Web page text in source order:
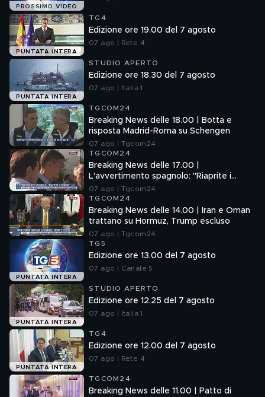
PROSSIMO VIDEO
PUNTATA INTERA
TG4
Edizione ore 19.00 del 7 agosto
07 ago | Rete 4
PUNTATA INTERA
STUDIO APERTO
Edizione ore 18.30 del 7 agosto
07 ago | Italia 1
TGCOM24
Breaking News delle 18.00 | Botta e
risposta Madrid-Roma su Schengen
07 ago | Tgcom24
TGCOM24
Breaking News delle 17.00 |
L'avvertimento spagnolo: "Riaprite i
confini"
07 ago | Tgcom24
TGCOM24
Breaking News delle 14.00 | Iran e Oman
trattano su Hormuz, Trump escluso
07 ago | Tgcom24
PUNTATA INTERA
TG5
Edizione ore 13.00 del 7 agosto
07 ago | Canale 5
PUNTATA INTERA
STUDIO APERTO
Edizione ore 12.25 del 7 agosto
07 ago | Italia 1
PUNTATA INTERA
TG4
Edizione ore 12.00 del 7 agosto
07 ago | Rete 4
TGCOM24
Breaking News delle 11.00 | Patto di